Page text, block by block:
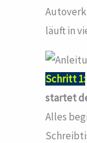
läuft in
Schritt 1:
startet
Alles